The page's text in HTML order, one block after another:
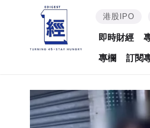
港股IPO
即時財經
專欄 訂閱